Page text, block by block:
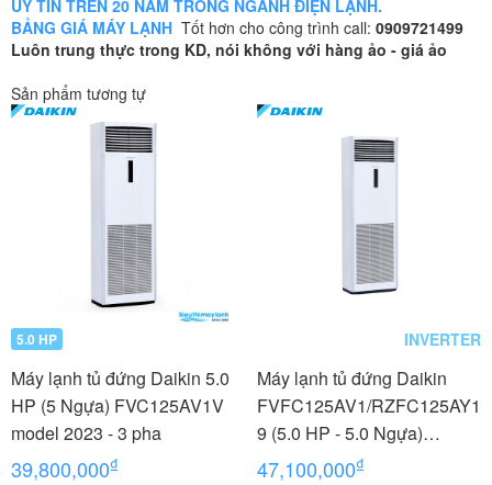
UY TÍN TRÊN 20 NĂM TRONG NGÀNH ĐIỆN LẠNH.
BẢNG GIÁ MÁY LẠNH Tốt hơn cho công trình call: 0909721499
Luôn trung thực trong KD, nói không với hàng ảo - giá ảo
Sản phẩm tương tự
5.0 HP
Máy lạnh tủ đứng Daikin 5.0
HP (5 Ngựa) FVC125AV1V
model 2023 - 3 pha
39,800,000₫
INVERTER
Máy lạnh tủ đứng Daikin
FVFC125AV1/RZFC125AY1
9 (5.0 HP - 5.0 Ngựa)
Inverter - 3 pha
47,100,000₫